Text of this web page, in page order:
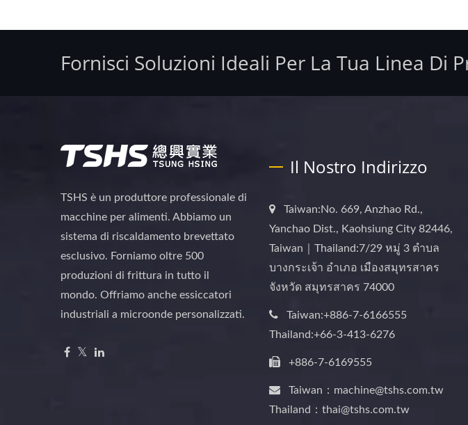
Fornisci Soluzioni Ideali Per La Tua Linea Di
TSHS è un produttore professionale di
macchine per alimenti. Abbiamo un
sistema di riscaldamento brevettato
esclusivo. Forniamo oltre 500
produzioni di frittura in tutto il
mondo. Offriamo anche essiccatori
industriali a microonde personalizzati.
Il Nostro Indirizzo
Taiwan:No. 669, Anzhao Rd.,
Yanchao Dist., Kaohsiung City 82446,
Taiwan｜Thailand:7/29 หมู่ 3 ตำบล
บางกระเจ้า อำเภอ เมืองสมุทรสาคร
จังหวัด สมุทรสาคร 74000
Taiwan:+886-7-6166555
Thailand:+66-3-413-6276
+886-7-6169555
Taiwan：machine@tshs.com.tw
Thailand：thai@tshs.com.tw